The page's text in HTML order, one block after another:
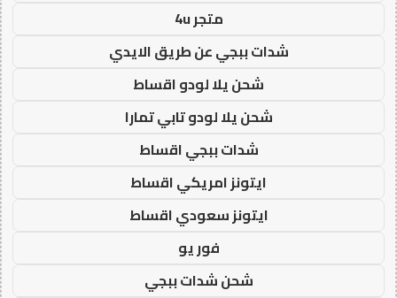
متجر 4u
شدات ببجي عن طريق الايدي
شحن يلا لودو اقساط
شحن يلا لودو تابي تمارا
شدات ببجي اقساط
ايتونز امريكي اقساط
ايتونز سعودي اقساط
فور يو
شحن شدات ببجي